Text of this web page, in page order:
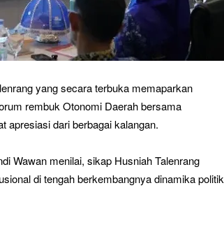
yang secara terbuka memaparkan
rembuk Otonomi Daerah bersama
apresiasi dari berbagai kalangan.
Wawan menilai, sikap Husniah Talenrang
di tengah berkembangnya dinamika politik